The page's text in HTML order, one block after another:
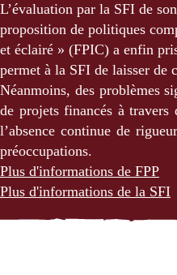
L’évaluation par la SFI de
proposition de politiques
et éclairé » (FPIC) a enfin
permet à la SFI de laisser de
Néanmoins, des problèmes
de projets financés à travers
l’absence continue de
préoccupations.
Plus d'informations de FPP
Plus d'informations de la SFI